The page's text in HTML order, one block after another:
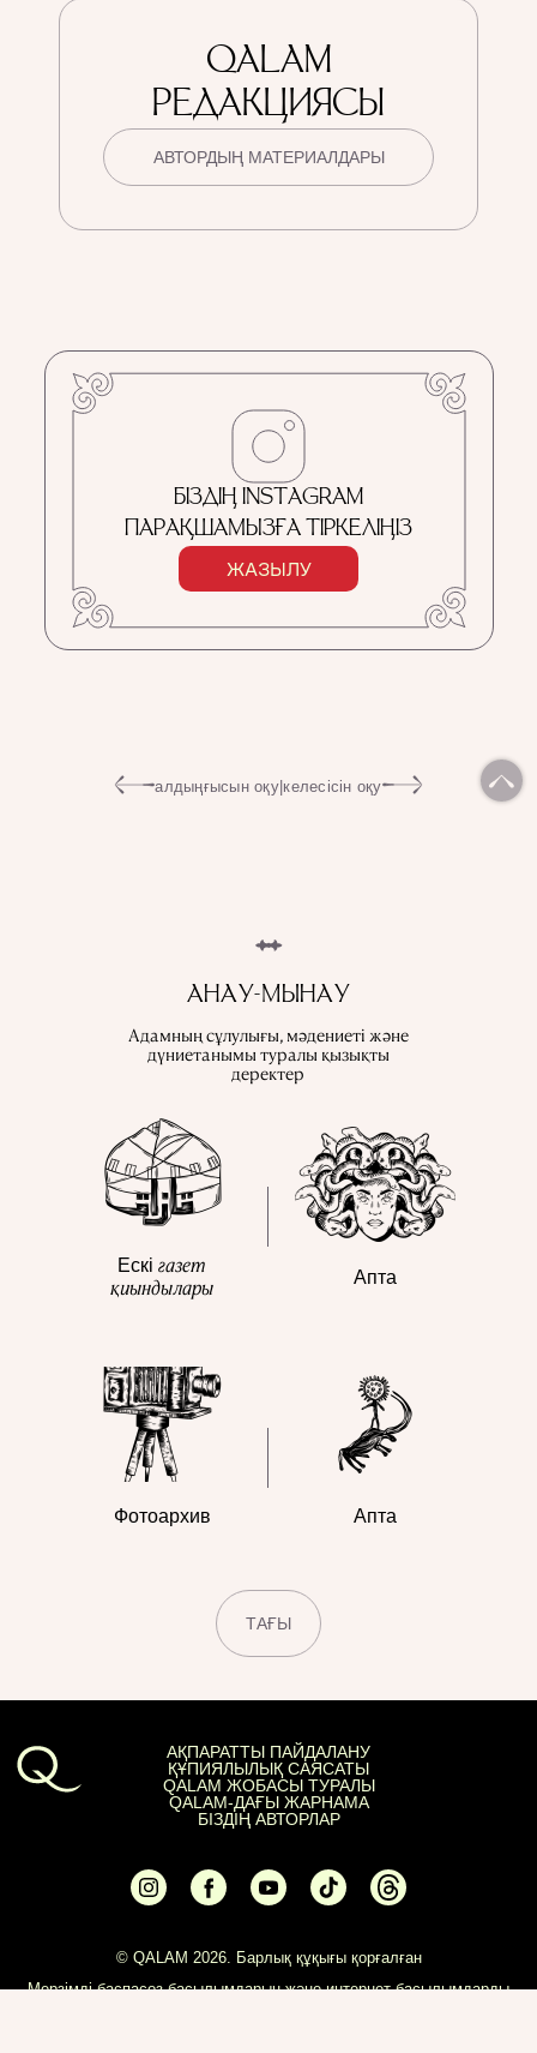
QALAM
РЕДАКЦИЯСЫ
АВТОРДЫҢ МАТЕРИАЛДАРЫ
БІЗДІҢ INSTAGRAM
ПАРАҚШАМЫЗҒА ТІРКЕЛІҢІЗ
ЖАЗЫЛУ
алдыңғысын оқу| келесісін оқу
АНАУ-МЫНАУ
Адамның сұлулығы, мәдениеті және
дүниетанымы туралы қызықты
деректер
Ескі газет
қиындылары
Апта
Фотоархив Апта
ТАҒЫ
АҚПАРАТТЫ ПАЙДАЛАНУ
ҚҰПИЯЛЫЛЫҚ САЯСАТЫ
QALAM ЖОБАСЫ ТУРАЛЫ
QALAM-ДАҒЫ ЖАРНАМА
БІЗДІҢ АВТОРЛАР
© QALAM 2026. Барлық құқығы қорғалған
Мерзімді баспасөз басылымдарын және интернет басылымдарды